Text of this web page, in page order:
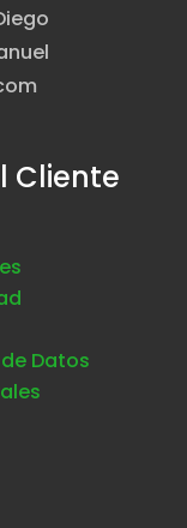
Cliente
Datos